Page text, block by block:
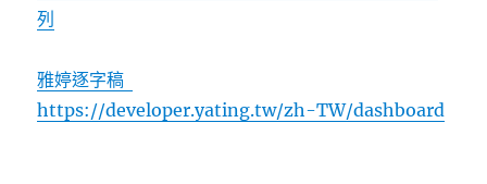
列
雅婷逐字稿
https://developer.yating.tw/zh-TW/dashboard